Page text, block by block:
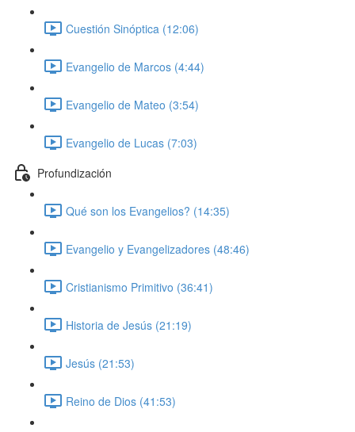
Cuestión Sinóptica (12:06)
Evangelio de Marcos (4:44)
Evangelio de Mateo (3:54)
Evangelio de Lucas (7:03)
Profundización
Qué son los Evangelios? (14:35)
Evangelio y Evangelizadores (48:46)
Cristianismo Primitivo (36:41)
Historia de Jesús (21:19)
Jesús (21:53)
Reino de Dios (41:53)